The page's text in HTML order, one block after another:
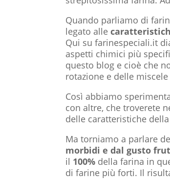
Quando parliamo di
legato alle
Qui su farinespeciali.it
aspetti chimici più
questo blog e cioè che
rotazione e delle
Così abbiamo
con altre, che troverete
delle caratteristiche
Ma torniamo a parlare
morbidi e dal gusto
il 100% della farina in
di farine più forti. Il